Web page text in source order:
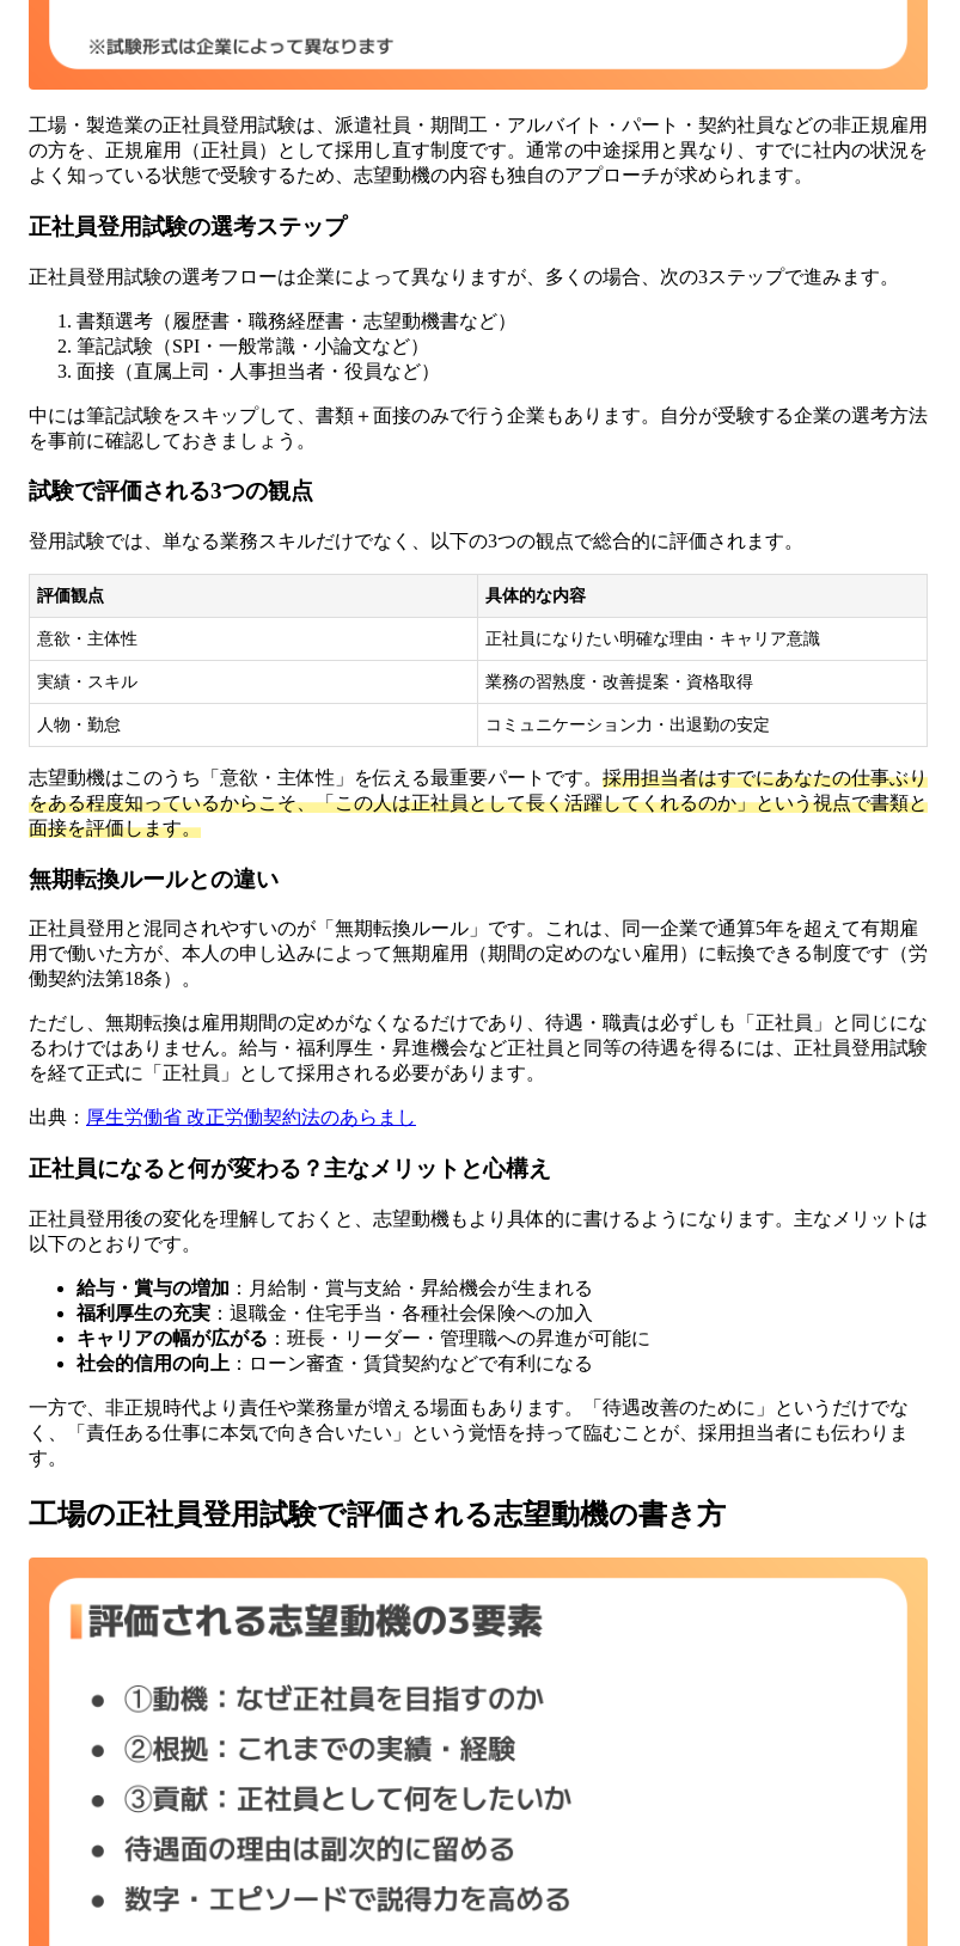
工場・製造業の正社員登用試験は、派遣社員・期間工・アルバイト・パート・契約社員などの非正規雇用
の方を、正規雇用（正社員）として採用し直す制度です。通常の中途採用と異なり、すでに社内の状況を
よく知っている状態で受験するため、志望動機の内容も独自のアプローチが求められます。
正社員登用試験の選考ステップ
正社員登用試験の選考フローは企業によって異なりますが、多くの場合、次の3ステップで進みます。
書類選考（履歴書・職務経歴書・志望動機書など）
筆記試験（SPI・一般常識・小論文など）
面接（直属上司・人事担当者・役員など）
中には筆記試験をスキップして、書類＋面接のみで行う企業もあります。自分が受験する企業の選考方法
を事前に確認しておきましょう。
試験で評価される3つの観点
登用試験では、単なる業務スキルだけでなく、以下の3つの観点で総合的に評価されます。
評価観点 具体的な内容
意欲・主体性 正社員になりたい明確な理由・キャリア意識
実績・スキル 業務の習熟度・改善提案・資格取得
人物・勤怠 コミュニケーション力・出退勤の安定
志望動機はこのうち「意欲・主体性」を伝える最重要パートです。 採用担当者はすでにあなたの仕事ぶり
をある程度知っているからこそ、「この人は正社員として長く活躍してくれるのか」という視点で書類と
面接を評価します。
無期転換ルールとの違い
正社員登用と混同されやすいのが「無期転換ルール」です。これは、同一企業で通算5年を超えて有期雇
用で働いた方が、本人の申し込みによって無期雇用（期間の定めのない雇用）に転換できる制度です（労
働契約法第18条）。
ただし、無期転換は雇用期間の定めがなくなるだけであり、待遇・職責は必ずしも「正社員」と同じにな
るわけではありません。給与・福利厚生・昇進機会など正社員と同等の待遇を得るには、正社員登用試験
を経て正式に「正社員」として採用される必要があります。
出典： 厚生労働省 改正労働契約法のあらまし
正社員になると何が変わる？主なメリットと心構え
正社員登用後の変化を理解しておくと、志望動機もより具体的に書けるようになります。主なメリットは
以下のとおりです。
給与・賞与の増加 ：月給制・賞与支給・昇給機会が生まれる
福利厚生の充実 ：退職金・住宅手当・各種社会保険への加入
キャリアの幅が広がる ：班長・リーダー・管理職への昇進が可能に
社会的信用の向上 ：ローン審査・賃貸契約などで有利になる
一方で、非正規時代より責任や業務量が増える場面もあります。「待遇改善のために」というだけでな
く、「責任ある仕事に本気で向き合いたい」という覚悟を持って臨むことが、採用担当者にも伝わりま
す。
工場の正社員登用試験で評価される志望動機の書き方